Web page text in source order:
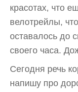
красотах, что
велотрейлы,
оставалось до
своего часа.
Сегодня речь
напишу про